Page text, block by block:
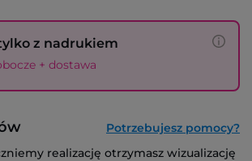
z nadrukiem
+ dostawa
Potrzebujesz pomocy?
realizację otrzymasz wizualizację